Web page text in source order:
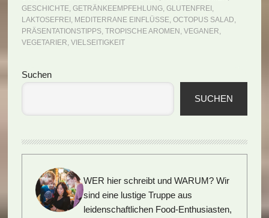
GESCHICHTE, GETRÄNKEEMPFEHLUNG, GLUTENFREI ,
LAKTOSEFREI , MEDITERRANE EINFLÜSSE, OCTOPUS SALAD,
PRÄSENTATIONSTIPPS, TROPISCHE AROMEN , VEGANER,
VEGETARIER, VIELSEITIGKEIT
Seitenspalte
Suchen
SUCHEN
WER hier schreibt und WARUM? Wir
sind eine lustige Truppe aus
leidenschaftlichen Food-Enthusiasten,